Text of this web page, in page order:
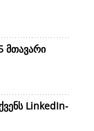
მთავარი
LinkedIn-